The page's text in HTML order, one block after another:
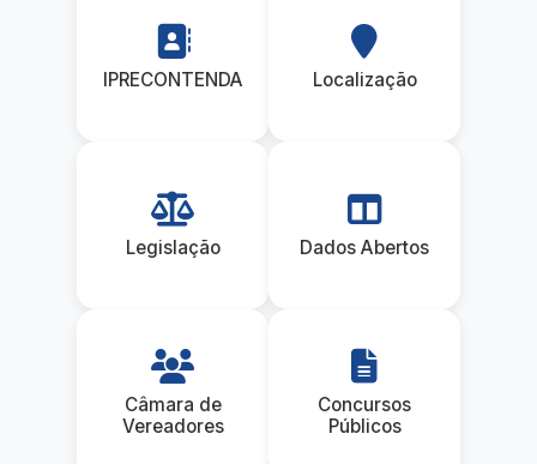
IPRECONTENDA Localização
Legislação Dados Abertos
Câmara de
Vereadores
Concursos
Públicos